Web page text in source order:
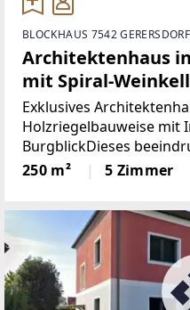
BLOCKHAUS 7542
Architektenhaus
mit Spiral-
Burgblick und ca.
Exklusives
Holzriegelbauweise mit
BurgblickDieses
gebaut 2017, vereint
hochwertige
250 m² 5 Zimmer